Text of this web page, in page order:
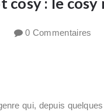
0 Commentaires
qui, depuis